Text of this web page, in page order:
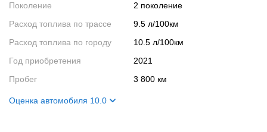
Поколение
2 поколение
Расход топлива по трассе
9.5 л/100км
Расход топлива по городу
10.5 л/100км
Год приобретения
2021
Пробег
3 800 км
Оценка автомобиля 10.0